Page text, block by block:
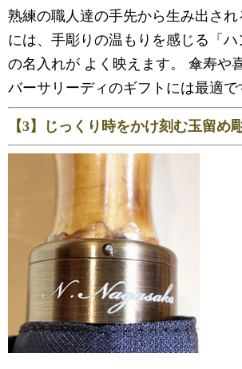
熟練の職人達の手先から生み出さ
には、手彫りの温もりを感じる「ハ
の名入れが よく映えます。 傘寿や
バーサリーディのギフトには最適で
【3】じっくり時をかけ刻む玉留め